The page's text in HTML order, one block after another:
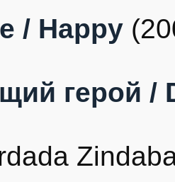
/ Happy
герой /